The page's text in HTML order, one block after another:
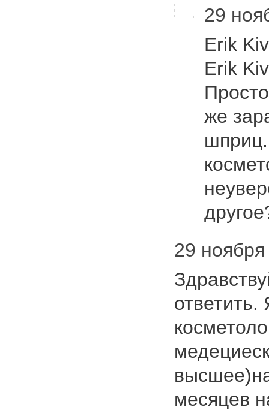
29
Erik
Erik
же
29
ответить.
месяцев